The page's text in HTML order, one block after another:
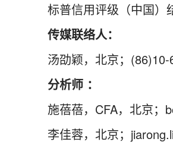
标普信用评级（中国）
传媒联络人：
汤劭颖，北京；
分析师 ：
施蓓蓓，CFA，北京；
李佳蓉，北京；